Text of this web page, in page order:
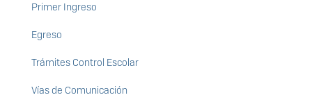
Primer Ingreso
Egreso
Trámites Control Escolar
Vías de Comunicación